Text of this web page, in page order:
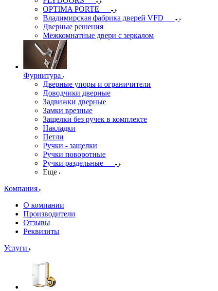
OPTIMA PORTE
Владимирская фабрика дверей VFD
Дверные решения
Межкомнатные двери c зеркалом
Фурнитура
Дверные упоры и ограничители
Доводчики дверные
Задвижки дверные
Замки врезные
Защелки без ручек в комплекте
Накладки
Петли
Ручки - защелки
Ручки поворотные
Ручки раздельные
Еще
Компания
О компании
Производители
Отзывы
Реквизиты
Услуги